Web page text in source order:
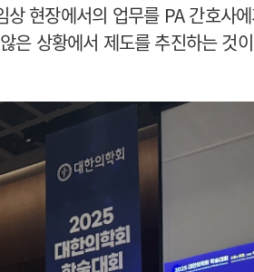
상 현장에서의 업무를 PA 간호사
은 상황에서 제도를 추진하는 것